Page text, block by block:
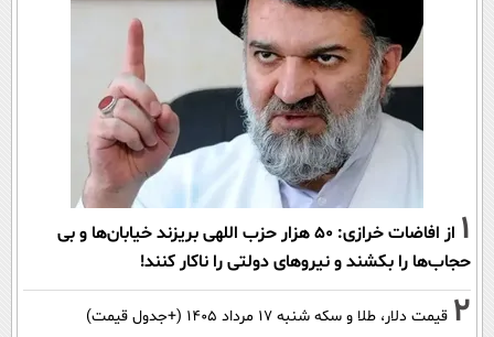
1
از افاضات خرازی: ۵۰ هزار حزب اللهی بریزند خیابان‌ها و بی
حجاب‌ها را بکشند و نیرو‌های دولتی را ناکار کنند!
2 قیمت دلار، طلا و سکه شنبه ۱۷ مرداد ۱۴۰۵ (+جدول قیمت)